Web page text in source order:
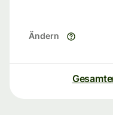
Ändern